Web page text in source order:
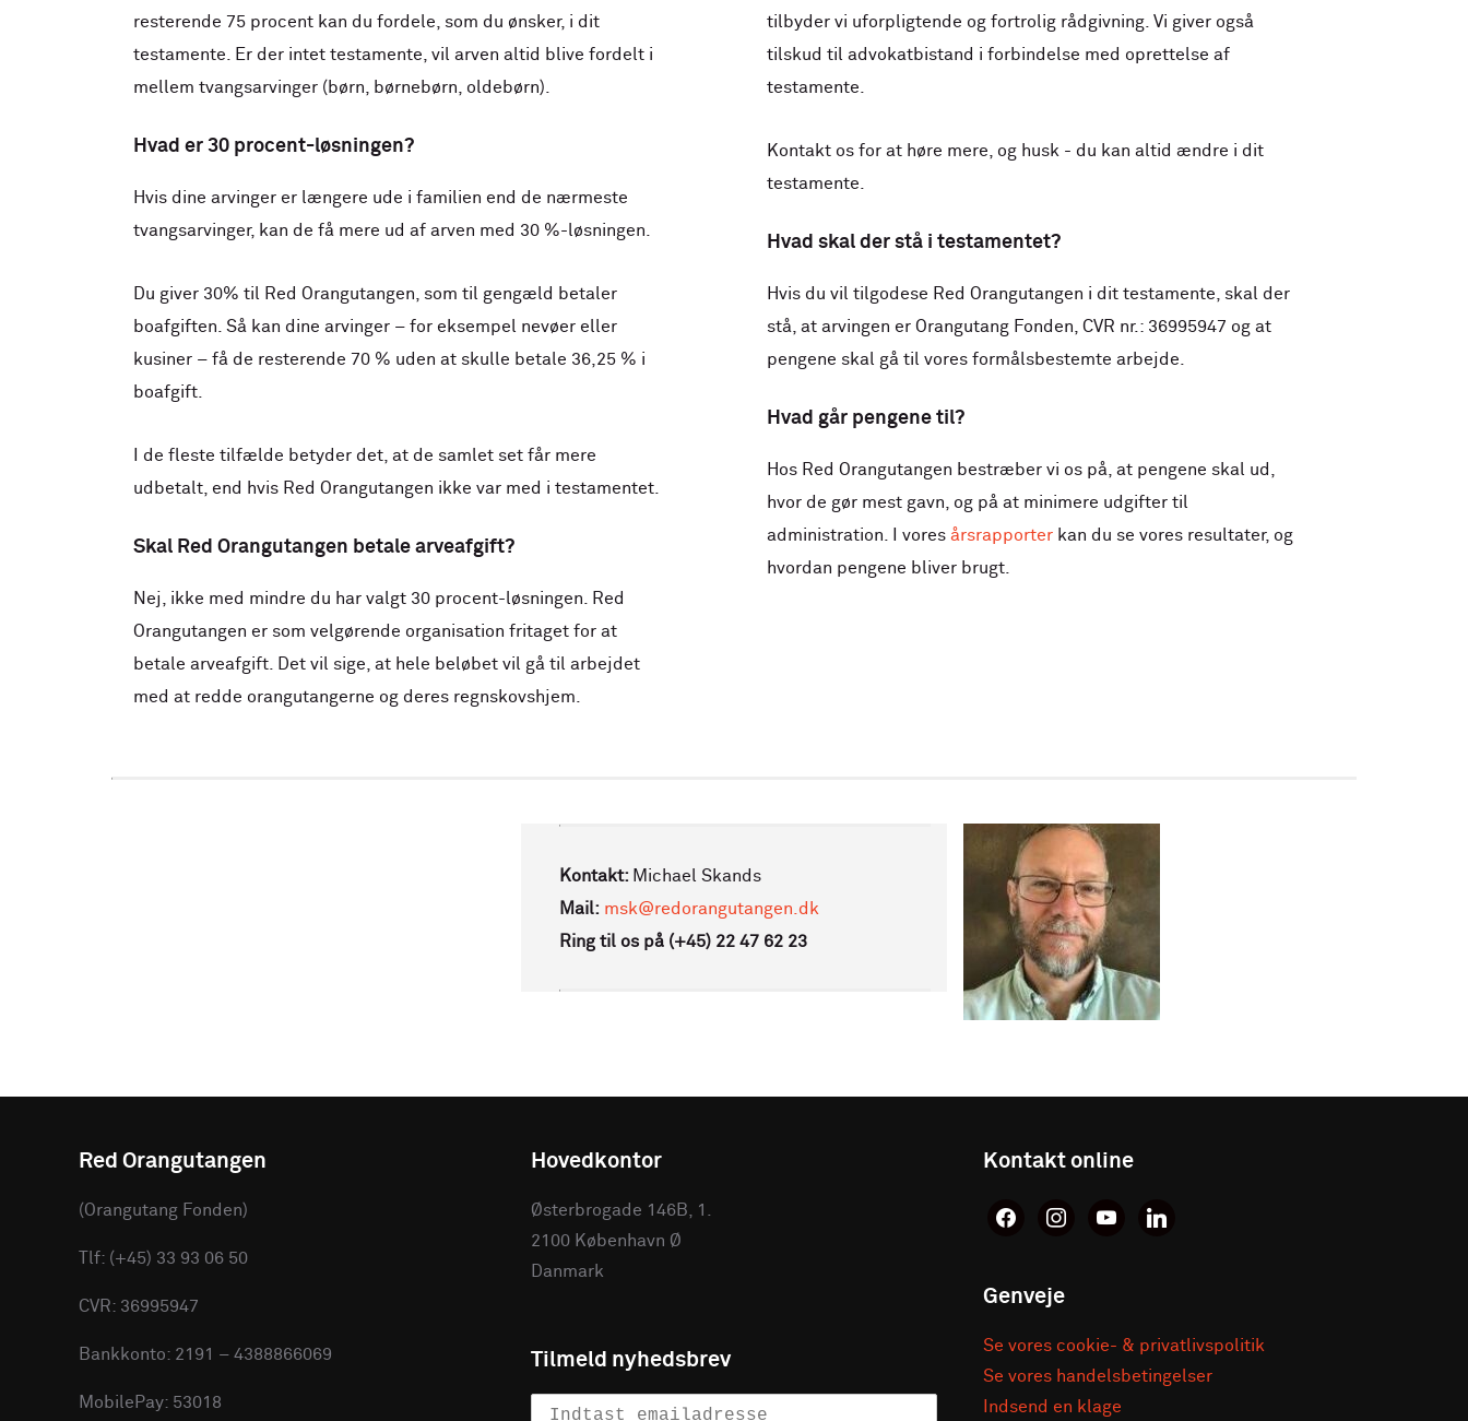
resterende 75 procent kan du fordele, som du ønsker, i dit
testamente. Er der intet testamente, vil arven altid blive fordelt i
mellem tvangsarvinger (børn, børnebørn, oldebørn).
Hvad er 30 procent-løsningen?
Hvis dine arvinger er længere ude i familien end de nærmeste
tvangsarvinger, kan de få mere ud af arven med 30 %-løsningen.
Du giver 30% til Red Orangutangen, som til gengæld betaler
boafgiften. Så kan dine arvinger – for eksempel nevøer eller
kusiner – få de resterende 70 % uden at skulle betale 36,25 % i
boafgift.
I de fleste tilfælde betyder det, at de samlet set får mere
udbetalt, end hvis Red Orangutangen ikke var med i testamentet.
Skal Red Orangutangen betale arveafgift?
Nej, ikke med mindre du har valgt 30 procent-løsningen. Red
Orangutangen er som velgørende organisation fritaget for at
betale arveafgift. Det vil sige, at hele beløbet vil gå til arbejdet
med at redde orangutangerne og deres regnskovshjem.
tilbyder vi uforpligtende og fortrolig rådgivning. Vi giver også
tilskud til advokatbistand i forbindelse med oprettelse af
testamente.
Kontakt os for at høre mere, og husk - du kan altid ændre i dit
testamente.
Hvad skal der stå i testamentet?
Hvis du vil tilgodese Red Orangutangen i dit testamente, skal der
stå, at arvingen er Orangutang Fonden, CVR nr.: 36995947 og at
pengene skal gå til vores formålsbestemte arbejde.
Hvad går pengene til?
Hos Red Orangutangen bestræber vi os på, at pengene skal ud,
hvor de gør mest gavn, og på at minimere udgifter til
administration. I vores årsrapporter kan du se vores resultater, og
hvordan pengene bliver brugt.
Kontakt: Michael Skands
Mail: msk@redorangutangen.dk
Ring til os på (+45) 22 47 62 23
Red Orangutangen
(Orangutang Fonden)
Tlf: (+45) 33 93 06 50
CVR: 36995947
Bankkonto: 2191 – 4388866069
MobilePay: 53018
Hovedkontor
Østerbrogade 146B, 1.
2100 København Ø
Danmark
Tilmeld nyhedsbrev
Kontakt online
facebookinstagramyoutubelinkedin
Genveje
Se vores cookie- & privatlivspolitik
Se vores handelsbetingelser
Indsend en klage